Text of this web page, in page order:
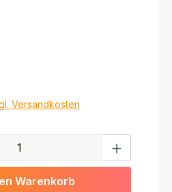
Versandkosten
den gewünschten Wert ein
Warenkorb